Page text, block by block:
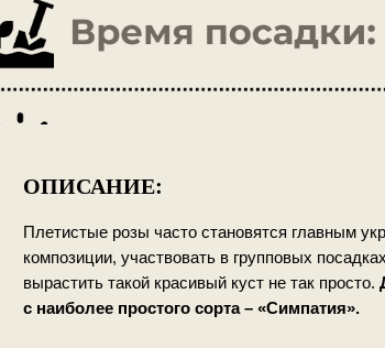
ОПИСАНИЕ:
Плетистые розы часто становятся главным
композиции, участвовать в групповых
вырастить такой красивый куст не так просто.
с наиболее простого сорта – «Симпатия».